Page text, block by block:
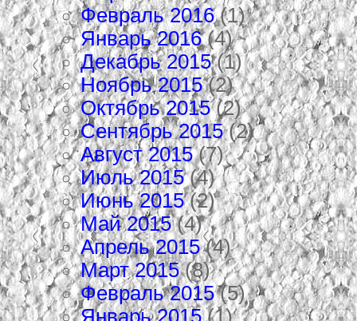
Февраль 2016(1)
Январь 2016(4)
Декабрь 2015(1)
Ноябрь 2015(2)
Октябрь 2015(2)
Сентябрь 2015(2)
Август 2015(7)
Июль 2015(4)
Июнь 2015(2)
Май 2015(4)
Апрель 2015(4)
Март 2015(8)
Февраль 2015(5)
Январь 2015(1)